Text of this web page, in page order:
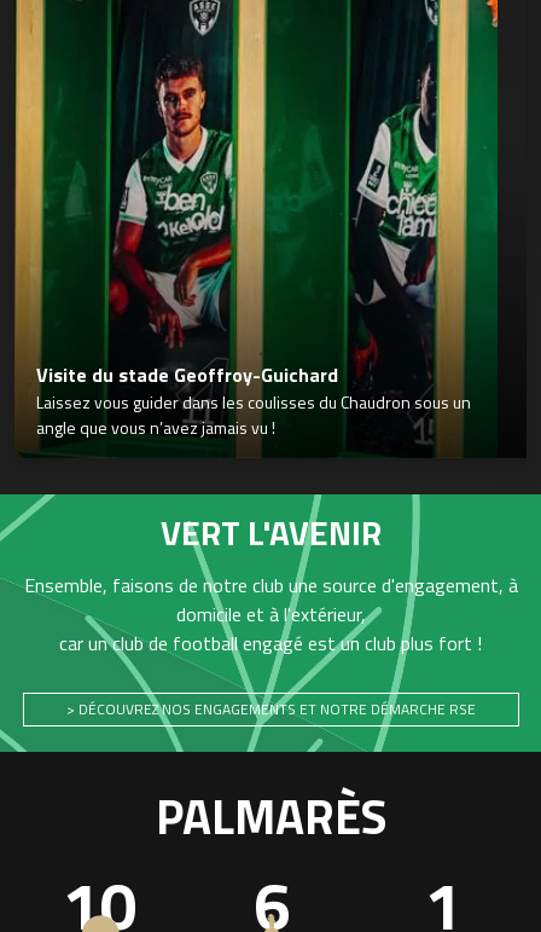
Visite du stade Geoffroy-Guichard
Laissez vous guider dans les coulisses du Chaudron sous un
angle que vous n’avez jamais vu !
VERT L'AVENIR
Ensemble, faisons de notre club une source d'engagement, à
domicile et à l'extérieur,
car un club de football engagé est un club plus fort !
> DÉCOUVREZ NOS ENGAGEMENTS ET NOTRE DÉMARCHE RSE
PALMARÈS
10 6 1